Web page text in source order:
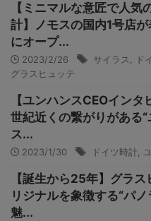
【ミニマルな意匠で人気
計】ノモスの国内1号店
にオープ...
2023/2/26 サイラス ド
グラスヒュッテ
【ユンハンスCEOインタ
世紀近くの繋がりがある“
ス...
2023/1/30 ドイツ時計
【誕生から25年】グラ
リジナルを象徴する“パ
魅...